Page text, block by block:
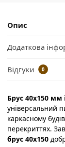
Опис
Додаткова
Відгуки 0
Брус 40х150 мм
універсальний
каркасному
перекриттях.
брус 40х150